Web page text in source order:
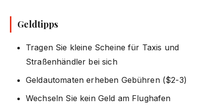
Geldtipps
Tragen Sie kleine Scheine für Taxis und
Straßenhändler bei sich
Geldautomaten erheben Gebühren ($2-3)
Wechseln Sie kein Geld am Flughafen